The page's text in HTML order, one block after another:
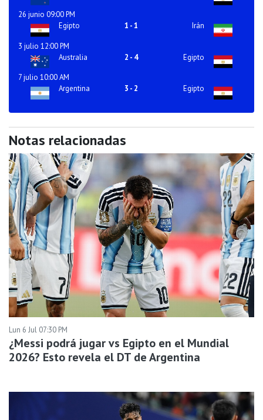
26 junio 09:00 PM
Egipto
1 -1 Irán
3 julio 12:00 PM
Australia
2 - 4 Egipto
7 julio 10:00 AM
Argentina
3 - 2 Egipto
Notas relacionadas
Lun 6 Jul 07:30 PM
¿Messi podrá jugar vs Egipto en el Mundial
2026? Esto revela el DT de Argentina